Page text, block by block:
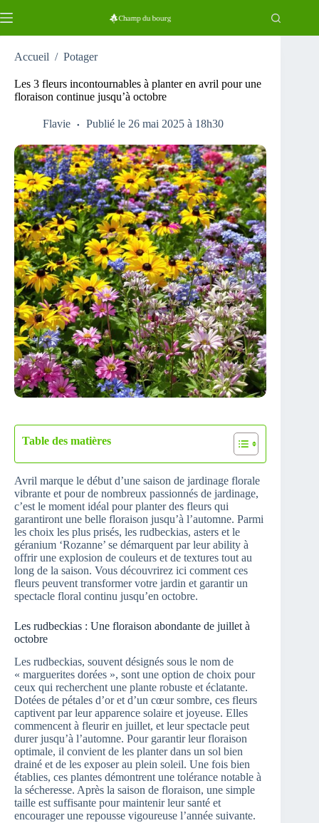
au
Accueil / Potager
Les 3 fleurs incontournables à planter en avril pour une
floraison continue jusqu’à octobre
Flavie Publié le 26 mai 2025 à 18h30
Table des matières
Avril marque le début d’une saison de jardinage florale
vibrante et pour de nombreux passionnés de jardinage,
c’est le moment idéal pour planter des fleurs qui
garantiront une belle floraison jusqu’à l’automne. Parmi
les choix les plus prisés, les rudbeckias, asters et le
géranium ‘Rozanne’ se démarquent par leur ability à
offrir une explosion de couleurs et de textures tout au
long de la saison. Vous découvrirez ici comment ces
fleurs peuvent transformer votre jardin et garantir un
spectacle floral continu jusqu’en octobre.
Les rudbeckias : Une floraison abondante de juillet à
octobre
Les rudbeckias, souvent désignés sous le nom de
« marguerites dorées », sont une option de choix pour
ceux qui recherchent une plante robuste et éclatante.
Dotées de pétales d’or et d’un cœur sombre, ces fleurs
captivent par leur apparence solaire et joyeuse. Elles
commencent à fleurir en juillet, et leur spectacle peut
durer jusqu’à l’automne. Pour garantir leur floraison
optimale, il convient de les planter dans un sol bien
drainé et de les exposer au plein soleil. Une fois bien
établies, ces plantes démontrent une tolérance notable à
la sécheresse. Après la saison de floraison, une simple
taille est suffisante pour maintenir leur santé et
encourager une repousse vigoureuse l’année suivante.